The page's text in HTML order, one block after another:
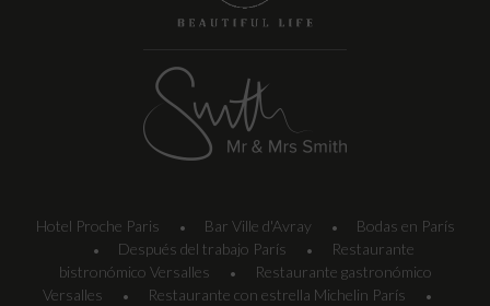
Hotel Proche Paris • Bar Ville d'Avray • Bodas en París
• Después del trabajo París •
Restaurante
bistronómico Versalles
•
Restaurante gastronómico
Versalles
• Restaurante con estrella Michelin París •